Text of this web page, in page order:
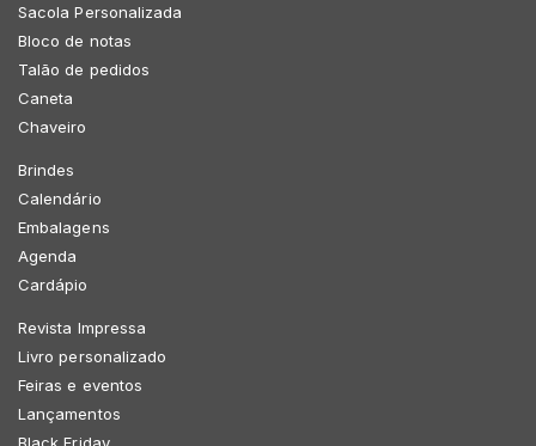
Sacola Personalizada
Bloco de notas
Talão de pedidos
Caneta
Chaveiro
Brindes
Calendário
Embalagens
Agenda
Cardápio
Revista Impressa
Livro personalizado
Feiras e eventos
Lançamentos
Black Friday